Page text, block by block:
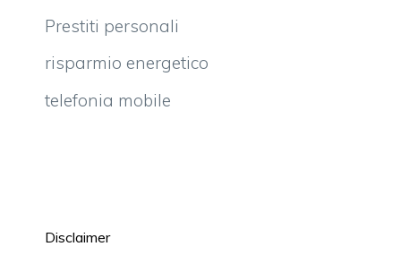
Prestiti personali
risparmio energetico
telefonia mobile
Disclaimer